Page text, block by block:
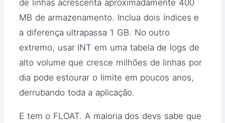
de linhas acrescenta aproximadamente 400
MB de armazenamento. Inclua dois índices e
a diferença ultrapassa 1 GB. No outro
extremo, usar INT em uma tabela de logs de
alto volume que cresce milhões de linhas por
dia pode estourar o limite em poucos anos,
derrubando toda a aplicação.
E tem o FLOAT. A maioria dos devs sabe que